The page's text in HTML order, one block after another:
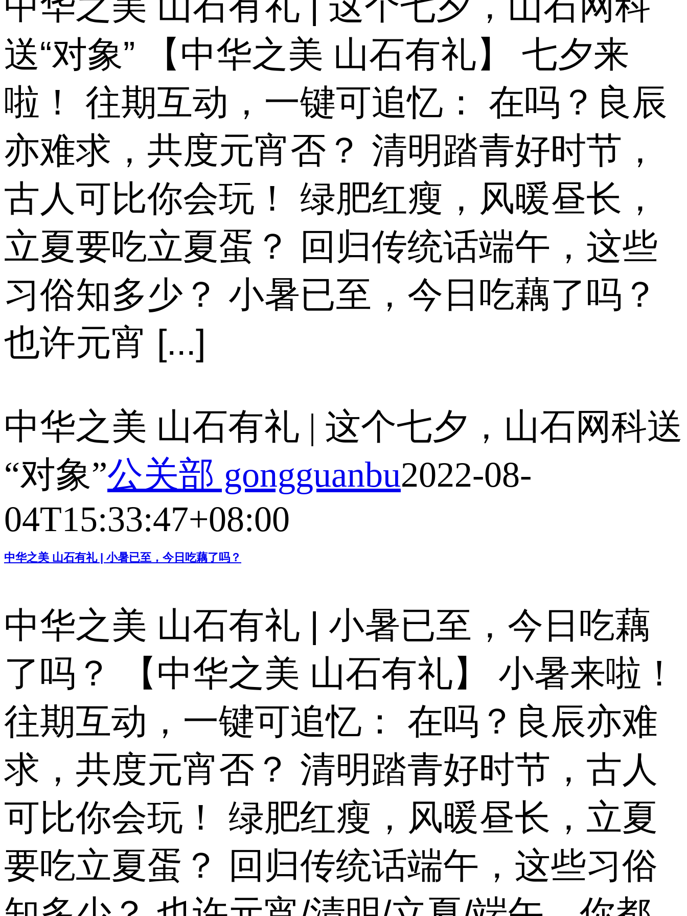
送“对象” 【中华之美 山石有礼】 七夕来
啦！ 往期互动，一键可追忆： 在吗？良辰
亦难求，共度元宵否？ 清明踏青好时节，
古人可比你会玩！ 绿肥红瘦，风暖昼长，
立夏要吃立夏蛋？ 回归传统话端午，这些
习俗知多少？ 小暑已至，今日吃藕了吗？
也许元宵 [...]
中华之美 山石有礼 | 这个七夕，山石网科送
“对象”公关部 gongguanbu2022-08-
04T15:33:47+08:00
中华之美 山石有礼 | 小暑已至，今日吃藕了吗？
中华之美 山石有礼 | 小暑已至，今日吃藕
了吗？ 【中华之美 山石有礼】 小暑来啦！
往期互动，一键可追忆： 在吗？良辰亦难
求，共度元宵否？ 清明踏青好时节，古人
可比你会玩！ 绿肥红瘦，风暖昼长，立夏
要吃立夏蛋？ 回归传统话端午，这些习俗